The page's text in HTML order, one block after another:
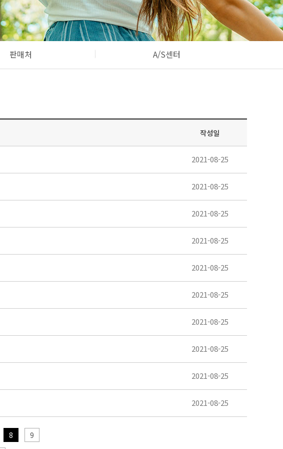
판매처 A/S센터
작성일
2021-08-25
2021-08-25
2021-08-25
2021-08-25
2021-08-25
2021-08-25
2021-08-25
2021-08-25
2021-08-25
2021-08-25
8 9